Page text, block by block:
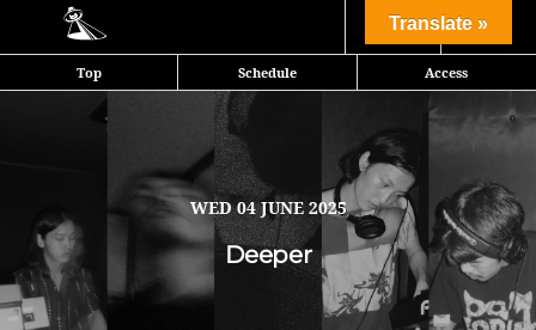
Top Schedule Access
Share
WED 04 JUNE 2025
Deeper
julyが主催するDeeper。第3回目は地方各地から東京に拠点を移し活動
している同年代のDJを招く。さらにDeeper初の試みとしてポコ沼食堂
がフード出店。テクノ、ハウスを基調にミニマルなグルーヴの一夜。
※You must be over 20 with photo ID.
本公演では20歳未満の方のご入場は一切お断りさせて頂きます。
年齢確認の為、ご入場の際に全ての方にIDチェックを実施しておりま
す。
Translate »